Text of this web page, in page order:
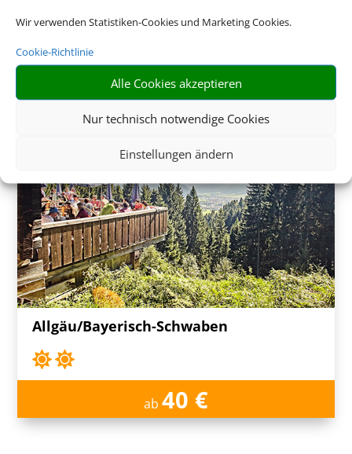
Wir verwenden Statistiken-Cookies und Marketing Cookies.
Cookie-Richtlinie
Alle Cookies akzeptieren
Nur technisch notwendige Cookies
Einstellungen ändern
275 €
Allgäu/Bayerisch-Schwaben
ab 40 €